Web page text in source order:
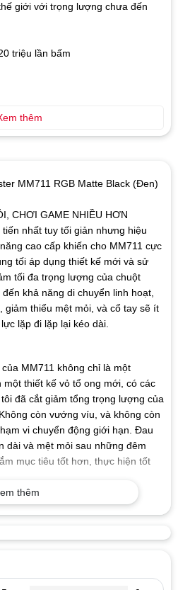
MM711 RGB Matte Black (Đen)
CHƠI GAME NHIỀU HƠN
nhất tuy tối giản nhưng hiệu
cao cấp khiến cho MM711 cực
tối áp dụng thiết kế mới và sử
tối đa trọng lượng của chuột
khả năng di chuyển linh hoạt,
giảm thiểu mệt mỏi, và cổ tay sẽ ít
lặp đi lặp lại kéo dài.
MM711 không chỉ là một
thiết kế vỏ tổ ong mới, có các
đã cắt giảm tổng trọng lượng của
còn vướng víu, và không còn
vi chuyển động giới hạn. Đau
dài và mệt mỏi sau những đêm
mục tiêu tốt hơn, thực hiện tốt
BẠN
thêm
giới với trọng lượng chưa đến
triệu lần bấm
thêm